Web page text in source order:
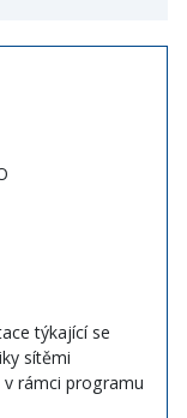
týkající se
sítěmi
rámci programu